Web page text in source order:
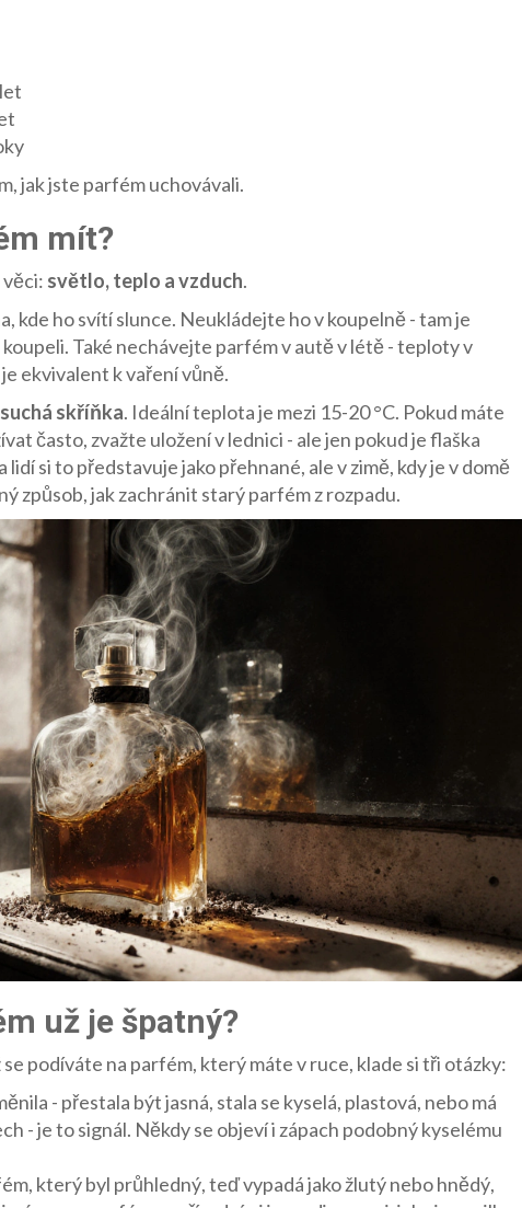
jak jste parfém uchovávali.
mít?
světlo, teplo a vzduch.
kde ho svítí slunce. Neukládejte ho v koupelně - tam je
Také nechávejte parfém v autě v létě - teploty v
ekvivalent k vaření vůně.
skříňka. Ideální teplota je mezi 15-20 °C. Pokud máte
často, zvažte uložení v lednici - ale jen pokud je flaška
si to představuje jako přehnané, ale v zimě, kdy je v domě
způsob, jak zachránit starý parfém z rozpadu.
už je špatný?
podíváte na parfém, který máte v ruce, klade si tři otázky:
- přestala být jasná, stala se kyselá, plastová, nebo má
- je to signál. Někdy se objeví i zápach podobný kyselému
který byl průhledný, teď vypadá jako žlutý nebo hnědý,